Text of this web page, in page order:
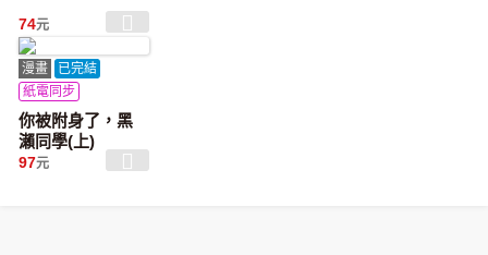
74元
漫畫
已完結
紙電同步
你被附身了，黑
瀨同學(上)
97元